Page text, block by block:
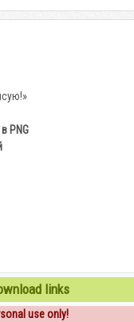
PNG
links
use only!